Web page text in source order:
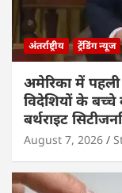
अंतर्राष्ट्रीय ट्रेंडिंग न्यूज
अमेरिका में पहली
विदेशियों के बच्चे
बर्थराइट
August 7, 2026